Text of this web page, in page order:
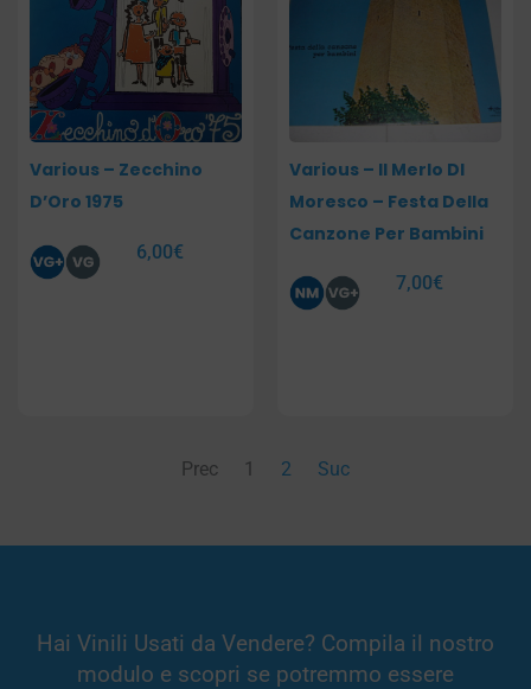
Various – Zecchino
D’Oro 1975
6,00€
Various – Il Merlo DI
Moresco – Festa Della
Canzone Per Bambini
7,00€
Prec 1 2 Suc
Hai Vinili Usati da Vendere? Compila il nostro
modulo e scopri se potremmo essere